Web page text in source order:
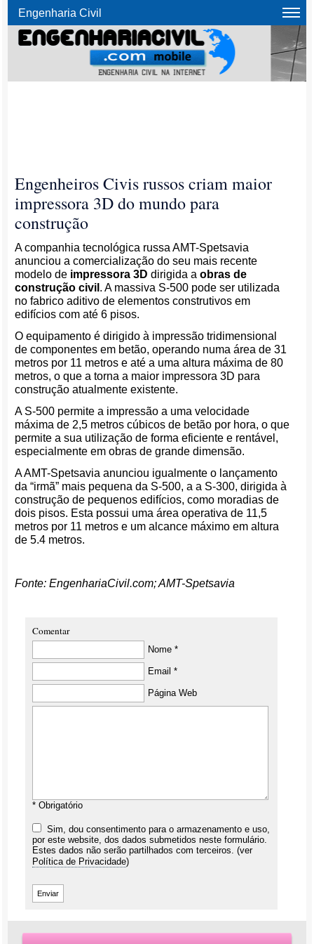
Engenharia Civil
Engenheiros Civis russos criam maior
impressora 3D do mundo para
construção
A companhia tecnológica russa AMT-Spetsavia
anunciou a comercialização do seu mais recente
modelo de impressora 3D dirigida aobras de
construção civil . A massiva S-500 pode ser utilizada
no fabrico aditivo de elementos construtivos em
edifícios com até 6 pisos.
O equipamento é dirigido à impressão tridimensional
de componentes em betão, operando numa área de 31
metros por 11 metros e até a uma altura máxima de 80
metros, o que a torna a maior impressora 3D para
construção atualmente existente.
A S-500 permite a impressão a uma velocidade
máxima de 2,5 metros cúbicos de betão por hora, o que
permite a sua utilização de forma eficiente e rentável,
especialmente em obras de grande dimensão.
A AMT-Spetsavia anunciou igualmente o lançamento
da “irmã” mais pequena da S-500, a a S-300, dirigida à
construção de pequenos edifícios, como moradias de
dois pisos. Esta possui uma área operativa de 11,5
metros por 11 metros e um alcance máximo em altura
de 5.4 metros.
Fonte: EngenhariaCivil.com; AMT-Spetsavia
Comentar
Nome *
Email *
Página Web
* Obrigatório
Sim, dou consentimento para o armazenamento e uso,
por este website, dos dados submetidos neste formulário.
Estes dados não serão partilhados com terceiros. (ver
Política de Privacidade)